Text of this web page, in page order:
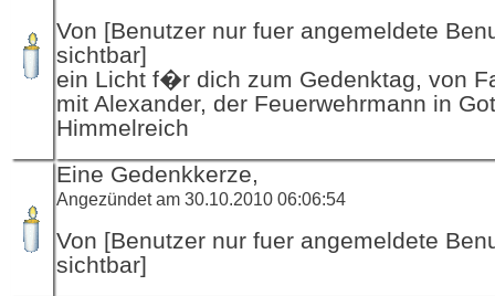
Von [Benutzer nur fuer angemeldete
sichtbar]
ein Licht f�r dich zum Gedenktag, von
mit Alexander, der Feuerwehrmann in
Himmelreich
Eine Gedenkkerze,
Angezündet am 30.10.2010 06:06:54
Von [Benutzer nur fuer angemeldete
sichtbar]